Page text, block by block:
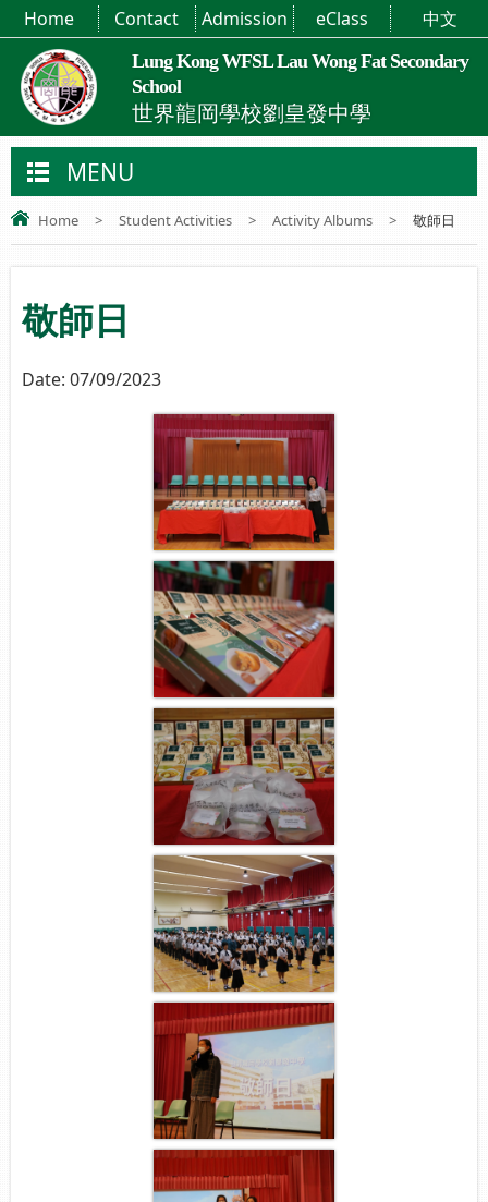
Lung Kong WFSL Lau Wong Fat Secondary
School
世界龍岡學校劉皇發中學
Home Contact Admission eClass 中文
MENU
Home > Student Activities > Activity Albums > 敬師日
敬師日
Date: 07/09/2023